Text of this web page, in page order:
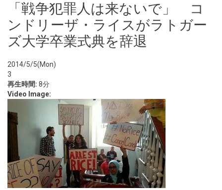
「戦争犯罪人は来ないで」 コ
ンドリーザ・ライスがラトガー
ズ大学卒業式典を辞退
2014/5/5(Mon)
3
再生時間: 8分
Video Image: